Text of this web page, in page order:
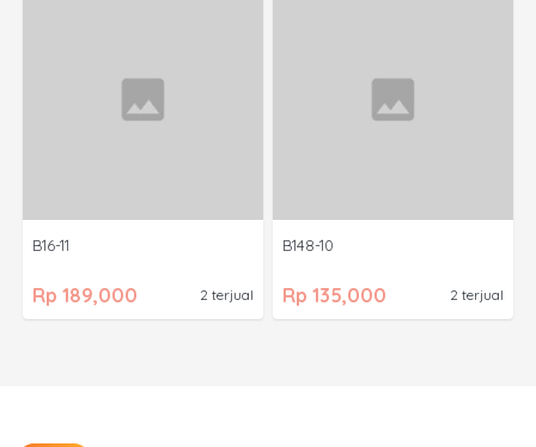
B16-11
Rp 189,000 2 terjual
B148-10
Rp 135,000 2 terjual